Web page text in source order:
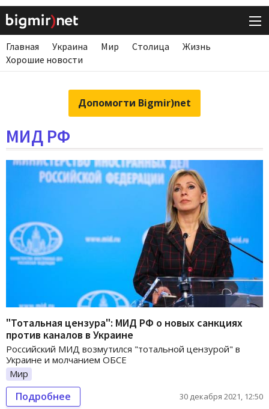
Главная Украина Мир Столица
Жизнь
Хорошие новости
Допомогти Bigmir)net
МИД РФ
"Тотальная цензура": МИД РФ о новых санкциях
против каналов в Украине
Российский МИД возмутился "тотальной цензурой" в
Украине и молчанием ОБСЕ
Мир
Подробнее 30 декабря 2021, 12:50